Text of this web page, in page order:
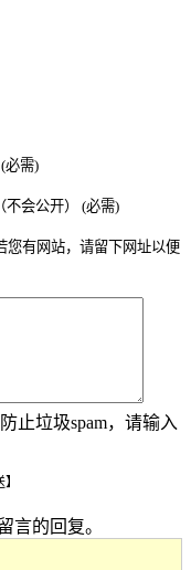
必需)
不会公开） (必需)
您有网站，请留下网址以便
防止垃圾spam，请输入
言的回复。